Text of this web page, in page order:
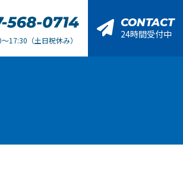
17:30（土日祝休み）
CONTACT
24時間受付中